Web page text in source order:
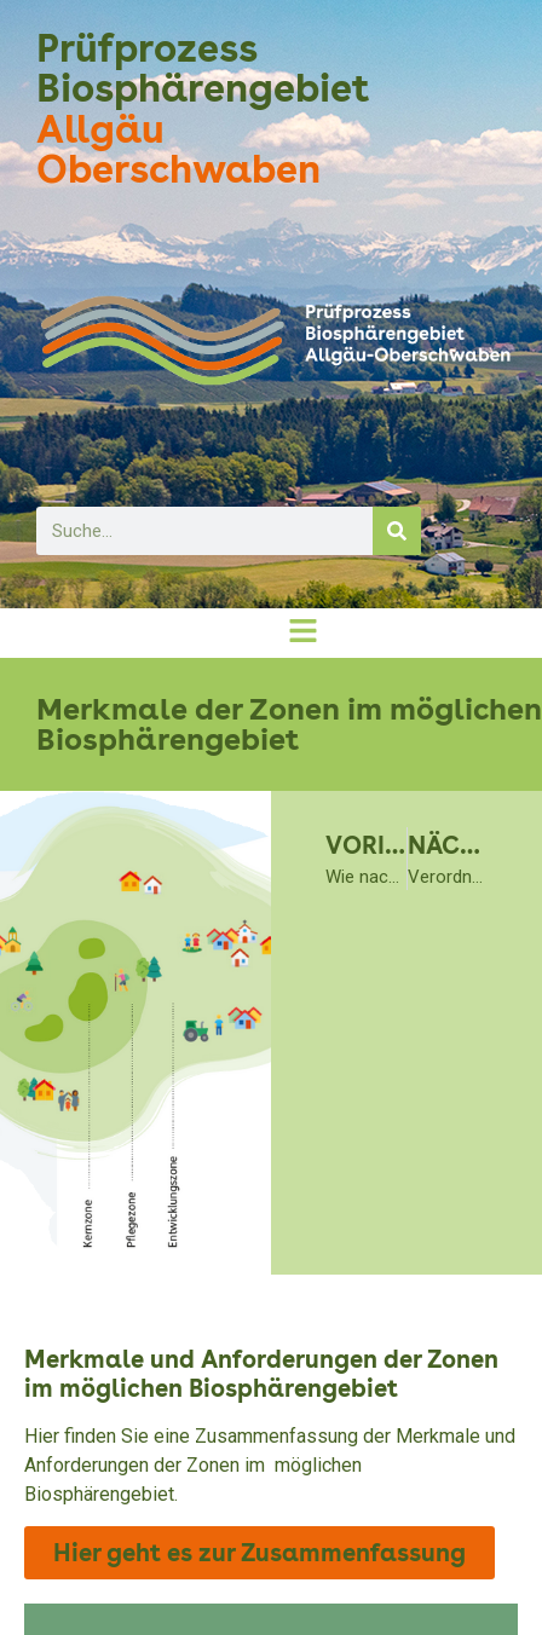
Prüfprozess
Biosphärengebiet
Allgäu
Oberschwaben
Merkmale der Zonen im möglichen
Biosphärengebiet
VORIGER NÄCHSTER
Merkmale und Anforderungen der Zonen
im möglichen Biosphärengebiet
Hier finden Sie eine Zusammenfassung der Merkmale und
Anforderungen der Zonen im möglichen
Biosphärengebiet.
Hier geht es zur Zusammenfassung